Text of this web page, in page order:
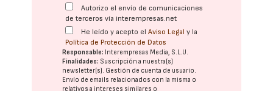
Autorizo el envío de comunicaciones
de terceros vía interempresas.net
He leído y acepto elAviso Legal y la
Política de Protección de Datos
Responsable: Interempresas Media, S.L.U.
Finalidades: Suscripción a nuestra(s)
newsletter(s). Gestión de cuenta de usuario.
Envío de emails relacionados con la misma o
relativos a intereses similares o